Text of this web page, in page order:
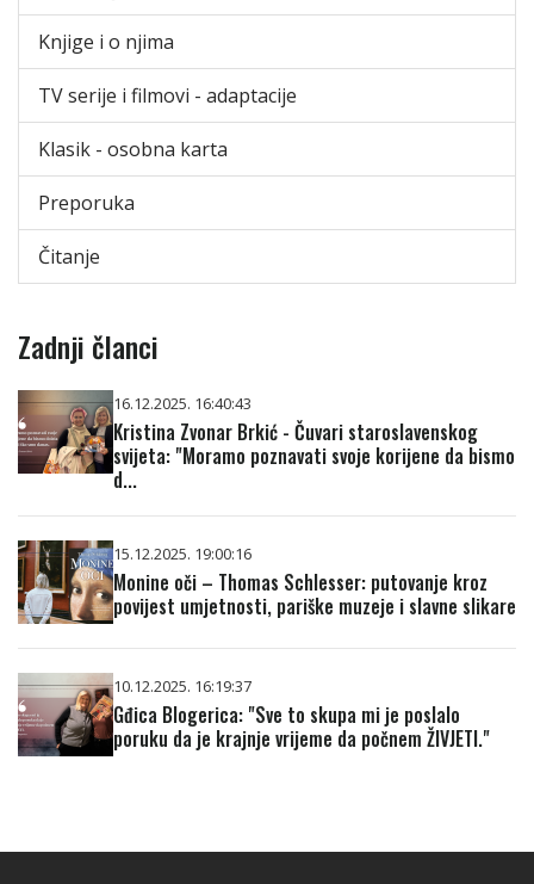
Knjige i o njima
TV serije i filmovi - adaptacije
Klasik - osobna karta
Preporuka
Čitanje
Zadnji članci
16.12.2025. 16:40:43
Kristina Zvonar Brkić - Čuvari staroslavenskog
svijeta: "Moramo poznavati svoje korijene da bismo
d...
15.12.2025. 19:00:16
Monine oči – Thomas Schlesser: putovanje kroz
povijest umjetnosti, pariške muzeje i slavne slikare
10.12.2025. 16:19:37
Gđica Blogerica: "Sve to skupa mi je poslalo
poruku da je krajnje vrijeme da počnem ŽIVJETI."